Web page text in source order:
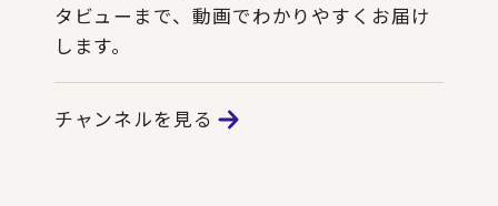
タビューまで、動画でわかりやすくお届け
します。
チャンネルを見る